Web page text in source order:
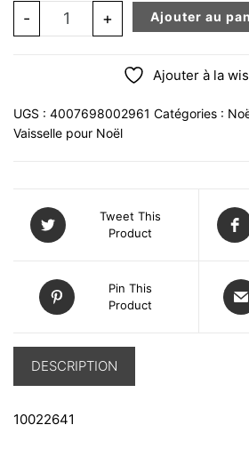
- quantité de ASSIETTE DE
+ Ajouter au
Ajouter à la
UGS : 4007698002961 Catégories :
Vaisselle pour Noël
Tweet This
Product
Pin This
Product
DESCRIPTION
10022641